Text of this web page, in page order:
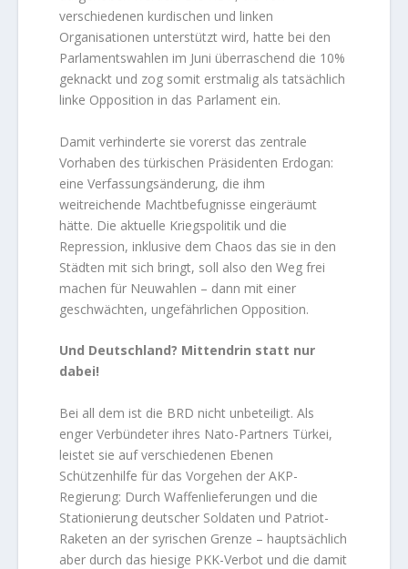
verschiedenen kurdischen und linken
Organisationen unterstützt wird, hatte bei den
Parlamentswahlen im Juni überraschend die 10%
geknackt und zog somit erstmalig als tatsächlich
linke Opposition in das Parlament ein.
Damit verhinderte sie vorerst das zentrale
Vorhaben des türkischen Präsidenten Erdogan:
eine Verfassungsänderung, die ihm
weitreichende Machtbefugnisse eingeräumt
hätte. Die aktuelle Kriegspolitik und die
Repression, inklusive dem Chaos das sie in den
Städten mit sich bringt, soll also den Weg frei
machen für Neuwahlen – dann mit einer
geschwächten, ungefährlichen Opposition.
Und Deutschland? Mittendrin statt nur
dabei!
Bei all dem ist die BRD nicht unbeteiligt. Als
enger Verbündeter ihres Nato-Partners Türkei,
leistet sie auf verschiedenen Ebenen
Schützenhilfe für das Vorgehen der AKP-
Regierung: Durch Waffenlieferungen und die
Stationierung deutscher Soldaten und Patriot-
Raketen an der syrischen Grenze – hauptsächlich
aber durch das hiesige PKK-Verbot und die damit